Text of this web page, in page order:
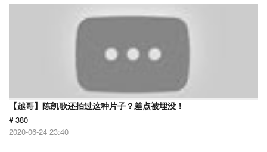
【越哥】陈凯歌还拍过这种片子？差点被埋没！
# 380
2020-06-24 23:40